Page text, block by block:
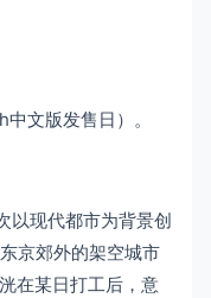
文版发售日）。
以现代都市为背景创
京郊外的架空城市
在某日打工后，意